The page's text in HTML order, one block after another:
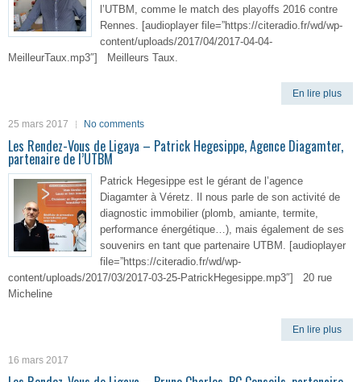
l’UTBM, comme le match des playoffs 2016 contre
Rennes. [audioplayer file=”https://citeradio.fr/wd/wp-
content/uploads/2017/04/2017-04-04-
MeilleurTaux.mp3″] Meilleurs Taux.
En lire plus
25 mars 2017 No comments
Les Rendez-Vous de Ligaya – Patrick Hegesippe, Agence Diagamter,
partenaire de l’UTBM
Patrick Hegesippe est le gérant de l’agence
Diagamter à Véretz. Il nous parle de son activité de
diagnostic immobilier (plomb, amiante, termite,
performance énergétique…), mais également de ses
souvenirs en tant que partenaire UTBM. [audioplayer
file=”https://citeradio.fr/wd/wp-
content/uploads/2017/03/2017-03-25-PatrickHegesippe.mp3″] 20 rue
Micheline
En lire plus
16 mars 2017